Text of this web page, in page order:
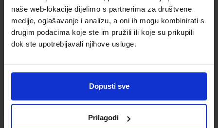
naše web-lokacije dijelimo s partnerima za društvene
medije, oglašavanje i analizu, a oni ih mogu kombinirati s
drugim podacima koje ste im pružili ili koje su prikupili
dok ste upotrebljavali njihove usluge.
Dopusti sve
Prilagodi
Nakladnik:PROFIL KLETT d.o.o. Registarski broj ministarstva:7481
SKU: 569304 CIJENA:22,50 €
ŠIFRA OMOTA:
Udžbenik
KEMIJA 4; zbirka riješenih primjera i zadataka iz kemije za
učenike četvrtih razreda gimnazije
Habuš Barić Tominac Dragobratović Liber Kučak Bajić